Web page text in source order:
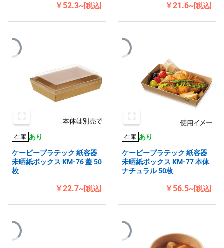
￥52.3~[税込] ￥21.6~[税込]
在庫 あり
ケーピープラテック 紙容器
未晒紙ボックス KM-76 蓋 50
枚
￥22.7~[税込]
在庫 あり
ケーピープラテック 紙容器
未晒紙ボックス KM-77 本体
ナチュラル 50枚
￥56.5~[税込]